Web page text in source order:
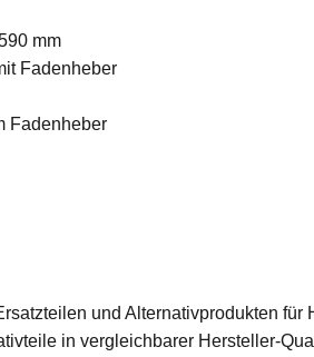
mm
Fadenheber
Fadenheber
und Alternativprodukten
in vergleichbarer Hersteller-